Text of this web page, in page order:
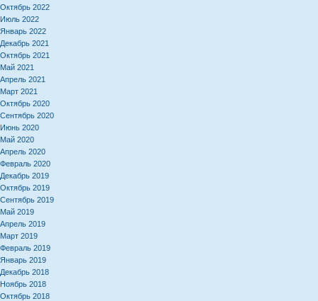
Октябрь 2022
Июль 2022
Январь 2022
Декабрь 2021
Октябрь 2021
Май 2021
Апрель 2021
Март 2021
Октябрь 2020
Сентябрь 2020
Июнь 2020
Май 2020
Апрель 2020
Февраль 2020
Декабрь 2019
Октябрь 2019
Сентябрь 2019
Май 2019
Апрель 2019
Март 2019
Февраль 2019
Январь 2019
Декабрь 2018
Ноябрь 2018
Октябрь 2018